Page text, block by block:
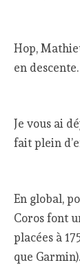
Hop,
en descente.
Je vous ai
fait plein
En global,
Coros font
placées à
que